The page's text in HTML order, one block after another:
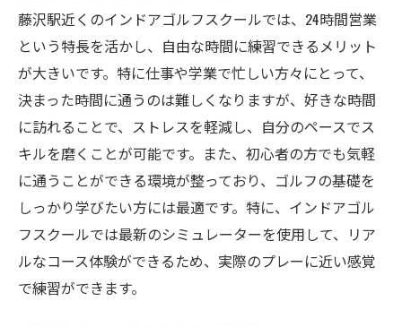
初めてのインドアゴルフ体験を楽しむコツ
初心者向けレッスンプランの紹介
最初に揃えるべきゴルフ用品とその選び方
ウテミルで安心して始めるゴルフライフ
最新シミュレーター完備藤沢駅インドアゴルフ
スクールの魅力を探る
リアルなゴルフ体験を可能にするシミュレ
ーター
最新技術を活用した効率的な練習法
シミュレーターを使ったスキル向上の秘訣
藤沢駅近くのインドアゴルフスクールでは、24時間営業
という特長を活かし、自由な時間に練習できるメリット
が大きいです。特に仕事や学業で忙しい方々にとって、
決まった時間に通うのは難しくなりますが、好きな時間
に訪れることで、ストレスを軽減し、自分のペースでス
キルを磨くことが可能です。また、初心者の方でも気軽
に通うことができる環境が整っており、ゴルフの基礎を
しっかり学びたい方には最適です。特に、インドアゴル
フスクールでは最新のシミュレーターを使用して、リア
ルなコース体験ができるため、実際のプレーに近い感覚
で練習ができます。